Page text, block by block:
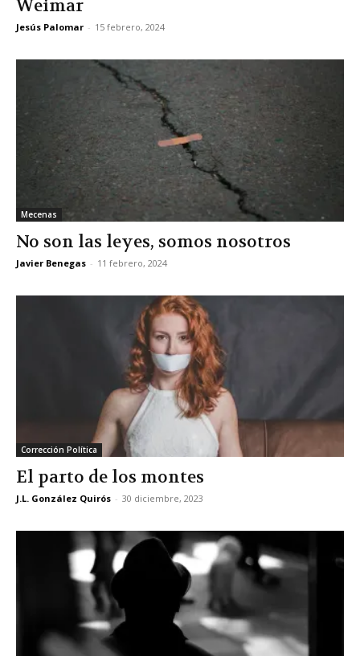
Weimar
Jesús Palomar - 15 febrero, 2024
Mecenas
No son las leyes, somos nosotros
Javier Benegas - 11 febrero, 2024
Corrección Política
El parto de los montes
J.L. González Quirós - 30 diciembre, 2023